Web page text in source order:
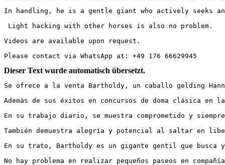
In handling, he is a gentle giant who actively seeks
Light hacking with other horses is also no problem.
Videos are available upon request.
Please contact via WhatsApp at: +49 176 66629945
Dieser Text wurde automatisch übersetzt.
Se ofrece a la venta Bartholdy, un caballo gelding
Además de sus éxitos en concursos de doma clásica
En su trabajo diario, se muestra comprometido y
También demuestra alegría y potencial al saltar en
En su trato, Bartholdy es un gigante gentil que busca
No hay problema en realizar pequeños paseos en